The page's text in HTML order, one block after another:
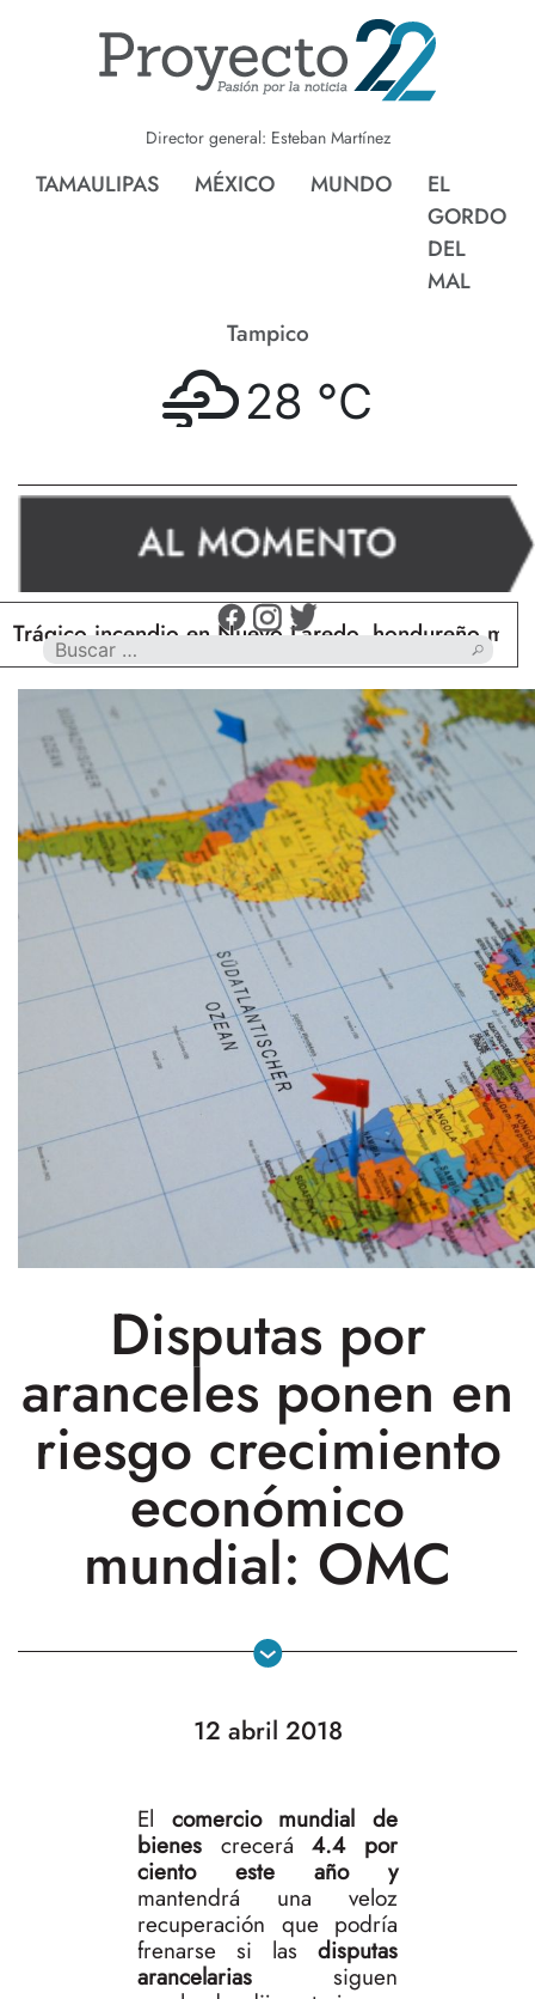
Director general: Esteban Martínez
TAMAULIPAS MÉXICO MUNDO
EL
GORDO
DEL
MAL
Tampico
28 °C
incendio en Nuevo Laredo, hondureño muere
Disputas por
aranceles ponen en
riesgo crecimiento
económico
mundial: OMC
12 abril 2018
El comercio mundial de
bienes crecerá 4.4 por
ciento este año y
mantendrá una veloz
recuperación que podría
frenarse si las disputas
arancelarias siguen